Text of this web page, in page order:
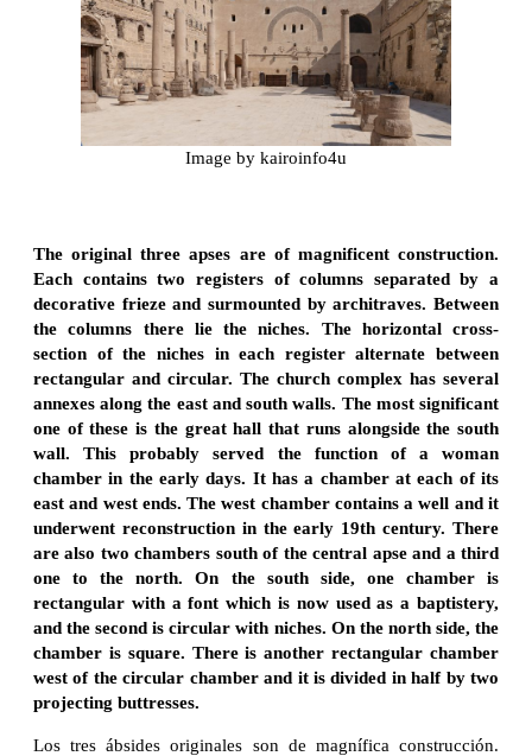
Image by kairoinfo4u
The original three apses are of magnificent construction.
Each contains two registers of columns separated by a
decorative frieze and surmounted by architraves. Between
the columns there lie the niches. The horizontal cross-
section of the niches in each register alternate between
rectangular and circular. The church complex has several
annexes along the east and south walls. The most significant
one of these is the great hall that runs alongside the south
wall. This probably served the function of a woman
chamber in the early days. It has a chamber at each of its
east and west ends. The west chamber contains a well and it
underwent reconstruction in the early 19th century. There
are also two chambers south of the central apse and a third
one to the north. On the south side, one chamber is
rectangular with a font which is now used as a baptistery,
and the second is circular with niches. On the north side, the
chamber is square. There is another rectangular chamber
west of the circular chamber and it is divided in half by two
projecting buttresses.
Los tres ábsides originales son de magnífica construcción.